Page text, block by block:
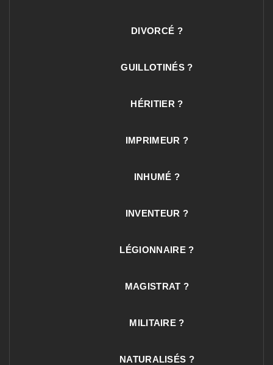
DIVORCÉ ?
GUILLOTINÉS ?
HÉRITIER ?
IMPRIMEUR ?
INHUMÉ ?
INVENTEUR ?
LÉGIONNAIRE ?
MAGISTRAT ?
MILITAIRE ?
NATURALISÉS ?